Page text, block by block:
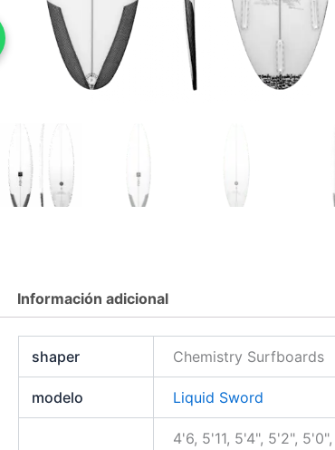
Información adicional
shaper Chemistry Surfboards
modelo Liquid Sword
4'6, 5'11, 5'4", 5'2", 5'0",